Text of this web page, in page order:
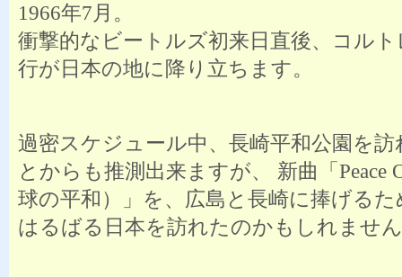
1966年7月。
衝撃的なビートルズ初来日直後、コル
行が日本の地に降り立ちます。
過密スケジュール中、長崎平和公園を
とからも推測出来ますが、 新曲「Peace
球の平和）」を、広島と長崎に捧げるた
はるばる日本を訪れたのかもしれませ